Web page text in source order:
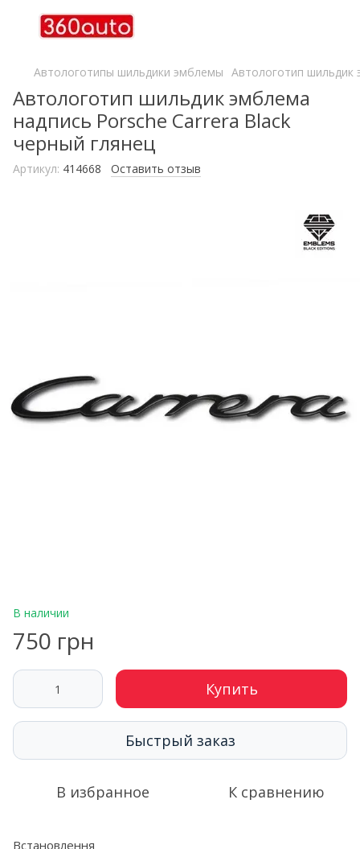
Автологотипы шильдики эмблемы Автологотип шильдик
Автологотип шильдик эмблема
надпись Porsche Carrera Black
черный глянец
Артикул: 414668 Оставить отзыв
В наличии
750 грн
Купить
Быстрый заказ
В избранное К сравнению
Встановлення